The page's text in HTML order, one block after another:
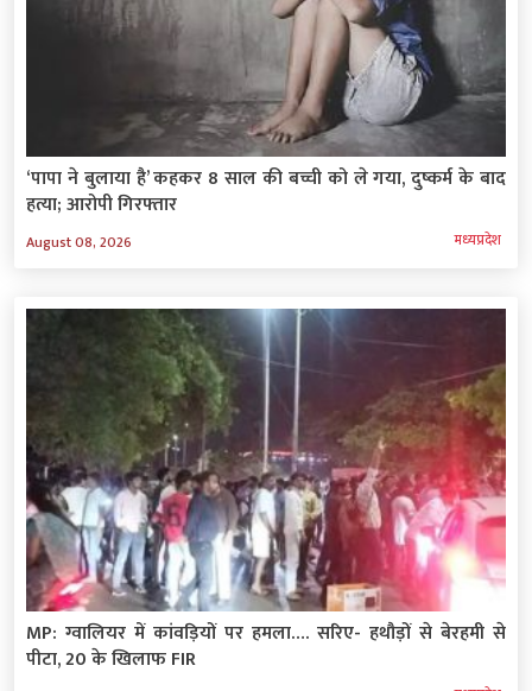
‘पापा ने बुलाया है’ कहकर 8 साल की बच्ची को ले गया, दुष्कर्म के बाद
हत्या; आरोपी गिरफ्तार
August 08, 2026 मध्‍यप्रदेश
MP: ग्वालियर में कांवड़ियों पर हमला…. सरिए- हथौड़ों से बेरहमी से
पीटा, 20 के खिलाफ FIR